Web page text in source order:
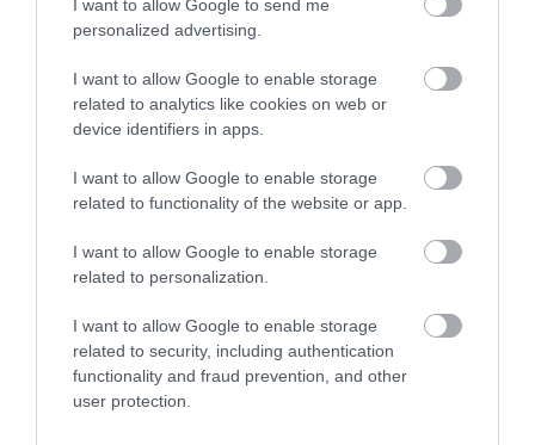
I want to allow Google to send me
personalized advertising.
I want to allow Google to enable storage
related to analytics like cookies on web or
device identifiers in apps.
I want to allow Google to enable storage
related to functionality of the website or app.
I want to allow Google to enable storage
related to personalization.
I want to allow Google to enable storage
related to security, including authentication
functionality and fraud prevention, and other
user protection.